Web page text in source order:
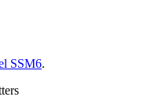
SSM6.